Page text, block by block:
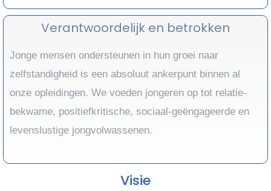
Verantwoordelijk en betrokken
Jonge mensen ondersteunen in hun groei naar
zelfstandigheid is een absoluut ankerpunt binnen al
onze opleidingen. We voeden jongeren op tot relatie-
bekwame, positiefkritische, sociaal-geëngageerde en
levenslustige jongvolwassenen.
Visie